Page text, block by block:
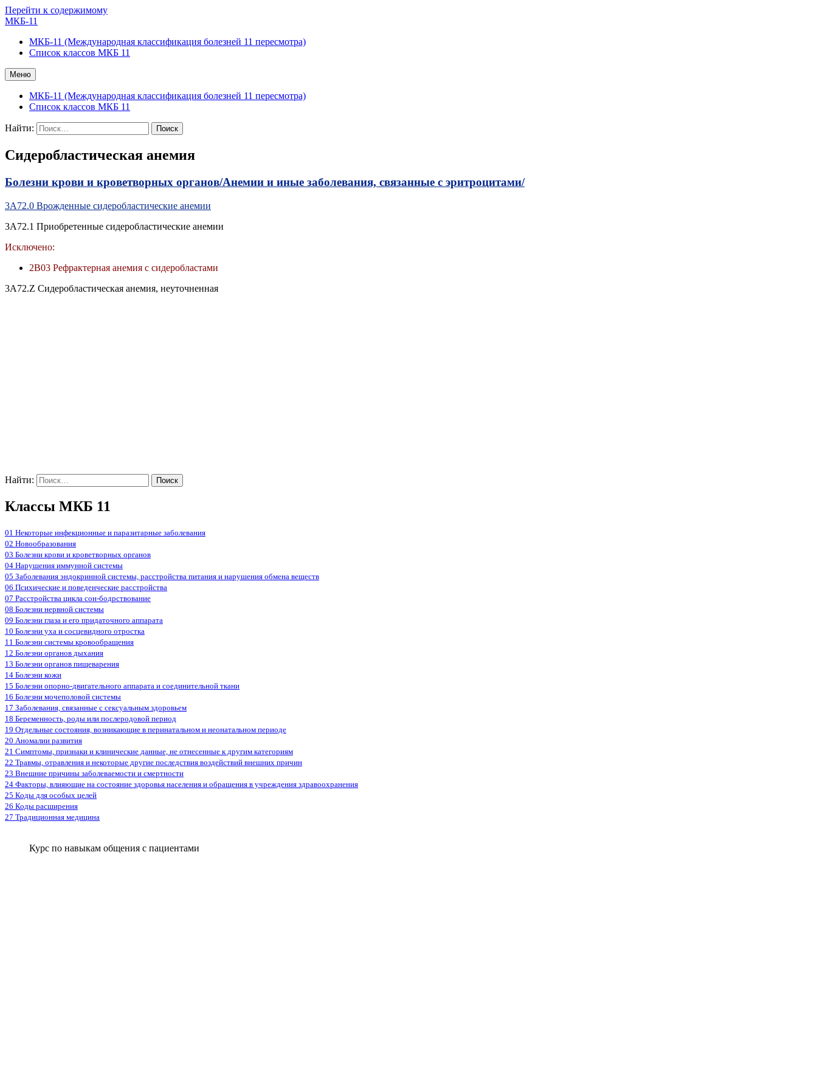
Перейти к содержимому
МКБ-11
МКБ-11 (Международная классификация болезней 11 пересмотра)
Список классов МКБ 11
Меню
МКБ-11 (Международная классификация болезней 11 пересмотра)
Список классов МКБ 11
Найти:
Сидеробластическая анемия
Болезни крови и кроветворных органов/Анемии и иные заболевания, связанные с эритроцитами/
3A72.0 Врожденные сидеробластические анемии
3A72.1 Приобретенные сидеробластические анемии
Исключено:
2B03 Рефрактерная анемия с сидеробластами
3A72.Z Сидеробластическая анемия, неуточненная
Найти:
Классы МКБ 11
01 Некоторые инфекционные и паразитарные заболевания
02 Новообразования
03 Болезни крови и кроветворных органов
04 Нарушения иммунной системы
05 Заболевания эндокринной системы, расстройства питания и нарушения обмена веществ
06 Психические и поведенческие расстройства
07 Расстройства цикла сон-бодрствование
08 Болезни нервной системы
09 Болезни глаза и его придаточного аппарата
10 Болезни уха и сосцевидного отростка
11 Болезни системы кровообращения
12 Болезни органов дыхания
13 Болезни органов пищеварения
14 Болезни кожи
15 Болезни опорно-двигательного аппарата и соединительной ткани
16 Болезни мочеполовой системы
17 Заболевания, связанные с сексуальным здоровьем
18 Беременность, роды или послеродовой период
19 Отдельные состояния, возникающие в перинатальном и неонатальном периоде
20 Аномалии развития
21 Симптомы, признаки и клинические данные, не отнесенные к другим категориям
22 Травмы, отравления и некоторые другие последствия воздействий внешних причин
23 Внешние причины заболеваемости и смертности
24 Факторы, влияющие на состояние здоровья населения и обращения в учреждения здравоохранения
25 Коды для особых целей
26 Коды расширения
27 Традиционная медицина
Курс по навыкам общения с пациентами